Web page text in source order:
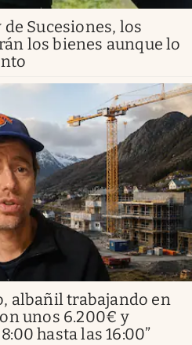
de Sucesiones, los
los bienes aunque lo
albañil trabajando en
unos 6.200€ y
hasta las 16:00”